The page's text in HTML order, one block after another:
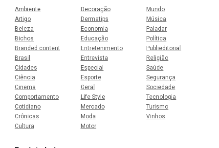
Ambiente
Artigo
Beleza
Bichos
Branded content
Brasil
Cidades
Ciência
Cinema
Comportamento
Cotidiano
Crônicas
Cultura
Decoração
Dermatips
Economia
Educação
Entretenimento
Entrevista
Especial
Esporte
Geral
Life Style
Mercado
Moda
Motor
Mundo
Música
Paladar
Política
Publieditorial
Religião
Saúde
Segurança
Sociedade
Tecnologia
Turismo
Vinhos